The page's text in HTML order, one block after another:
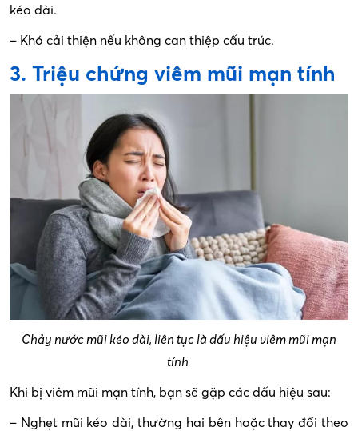
kéo dài.
– Khó cải thiện nếu không can thiệp cấu trúc.
3. Triệu chứng viêm mũi mạn tính
Chảy nước mũi kéo dài, liên tục là dấu hiệu viêm mũi mạn
tính
Khi bị viêm mũi mạn tính, bạn sẽ gặp các dấu hiệu sau:
– Nghẹt mũi kéo dài, thường hai bên hoặc thay đổi theo